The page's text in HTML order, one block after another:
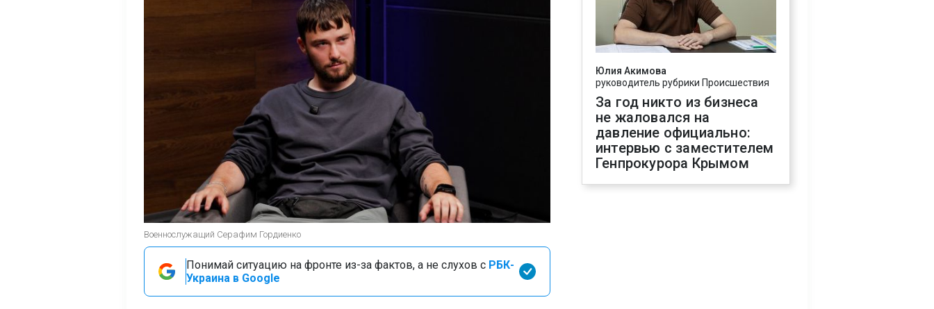
Военнослужащий Серафим Гордиенко
Понимай ситуацию на фронте из-за фактов, а не слухов с РБК-
Украина в Google
Юлия Акимова
руководитель рубрики Происшествия
За год никто из бизнеса
не жаловался на
давление официально:
интервью с заместителем
Генпрокурора Крымом